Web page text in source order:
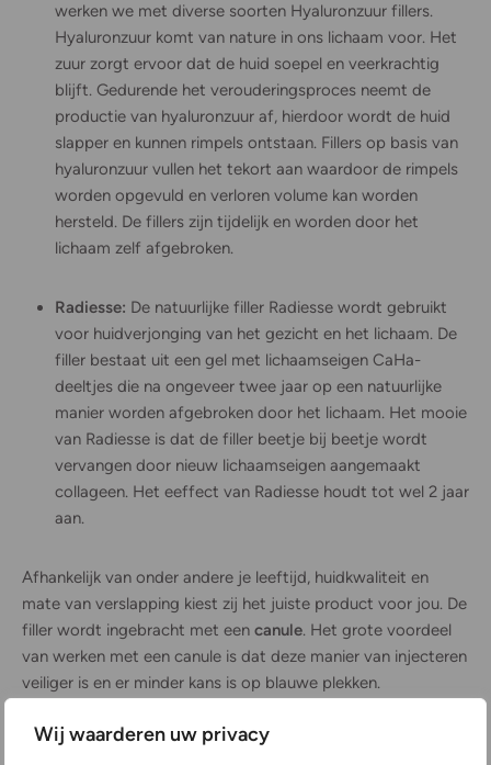
Wij waarderen uw privacy
werken we met diverse soorten Hyaluronzuur fillers.
Hyaluronzuur komt van nature in ons lichaam voor. Het
zuur zorgt ervoor dat de huid soepel en veerkrachtig
blijft. Gedurende het verouderingsproces neemt de
productie van hyaluronzuur af, hierdoor wordt de huid
slapper en kunnen rimpels ontstaan. Fillers op basis van
hyaluronzuur vullen het tekort aan waardoor de rimpels
worden opgevuld en verloren volume kan worden
hersteld. De fillers zijn tijdelijk en worden door het
lichaam zelf afgebroken.
Radiesse: De natuurlijke filler Radiesse wordt gebruikt
voor huidverjonging van het gezicht en het lichaam. De
filler bestaat uit een gel met lichaamseigen CaHa-
deeltjes die na ongeveer twee jaar op een natuurlijke
manier worden afgebroken door het lichaam. Het mooie
van Radiesse is dat de filler beetje bij beetje wordt
vervangen door nieuw lichaamseigen aangemaakt
collageen. Het eeffect van Radiesse houdt tot wel 2 jaar
aan.
Afhankelijk van onder andere je leeftijd, huidkwaliteit en
mate van verslapping kiest zij het juiste product voor jou. De
filler wordt ingebracht met een canule. Het grote voordeel
van werken met een canule is dat deze manier van injecteren
veiliger is en er minder kans is op blauwe plekken.